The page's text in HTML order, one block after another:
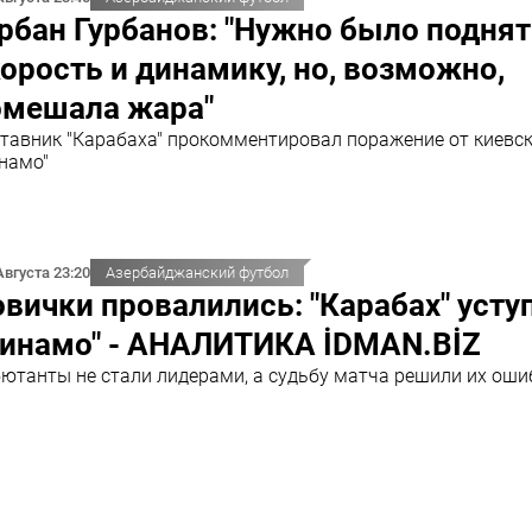
Гурбанов: "Нужно было
и динамику, но, возможно,
жара"
"Карабаха" прокомментировал поражение от
23:20 Азербайджанский футбол
провалились: "Карабах"
- АНАЛИТИКА İDMAN.BİZ
не стали лидерами, а судьбу матча решили их